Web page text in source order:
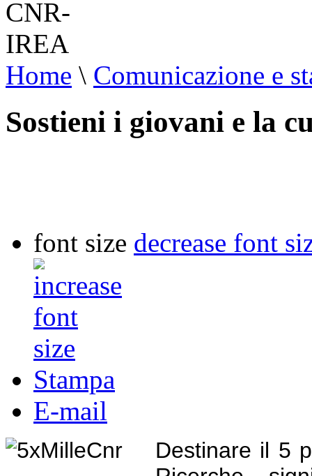
Home \ Comunicazione e
Sostieni i giovani e la
font size decrease font
Stampa
E-mail
Destinare il 5